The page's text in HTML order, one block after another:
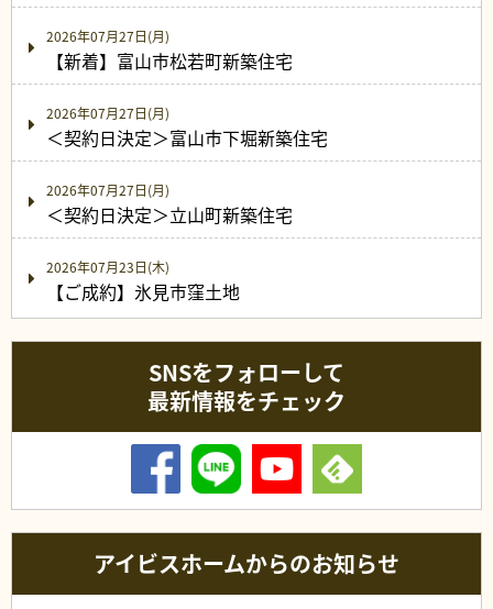
2026年07月27日(月)
【新着】富山市松若町新築住宅
2026年07月27日(月)
＜契約日決定＞富山市下堀新築住宅
2026年07月27日(月)
＜契約日決定＞立山町新築住宅
2026年07月23日(木)
【ご成約】氷見市窪土地
SNSをフォローして
最新情報をチェック
アイビスホームからのお知らせ